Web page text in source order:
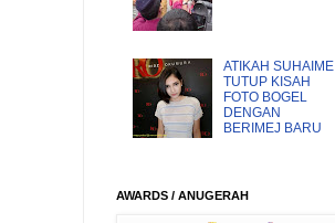
ATIKAH SUHAIME
TUTUP KISAH
FOTO BOGEL
DENGAN
BERIMEJ BARU
AWARDS / ANUGERAH